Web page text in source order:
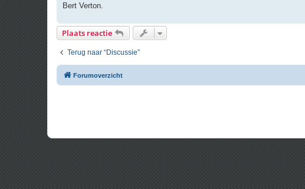
Bert Verton.
Plaats reactie
Terug naar “Discussie”
Forumoverzicht